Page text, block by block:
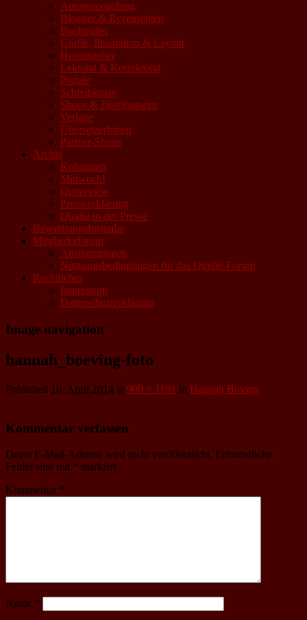
Autorencoaching
Blogger & Rezensenten
Buchtrailer
Grafik, Illustration & Layout
Herausgeber
Lektorat & Korrektorat
Portale
Schreibkurse
Shops & Distributoren
Verlage
ÜbersetzerInnen
Partner-Shops
Archiv
Kolumnen
Mittwoch!
Qinterview
Presseerklärung
Qindie in der Presse
Bewerbungsformular
Mitgliederforum
Abstimmungen
Nutzungsbedingungen für das Qindie-Forum
Rechtliches
Impressum
Datenschutzerklärung
Image navigation
hannah_boeving-foto
Published 10. April 2014 at 900 × 1191 in Hannah Böving
Kommentar verfassen
Deine E-Mail-Adresse wird nicht veröffentlicht. Erforderliche
Felder sind mit * markiert
Kommentar *
Name *